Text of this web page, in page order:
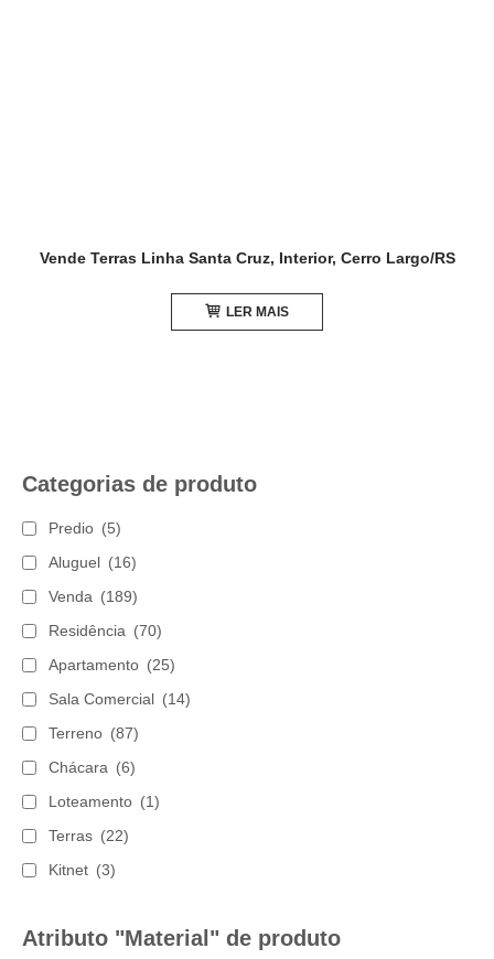
Vende Terras Linha Santa Cruz, Interior, Cerro Largo/RS
LER MAIS
Categorias de produto
Predio (5)
Aluguel (16)
Venda (189)
Residência (70)
Apartamento (25)
Sala Comercial (14)
Terreno (87)
Chácara (6)
Loteamento (1)
Terras (22)
Kitnet (3)
Atributo "Material" de produto